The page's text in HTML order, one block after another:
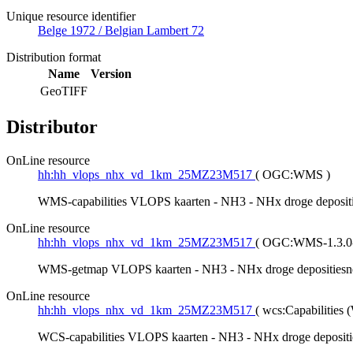
Unique resource identifier
Belge 1972 / Belgian Lambert 72
Distribution format
Name
Version
GeoTIFF
Distributor
OnLine resource
hh:hh_vlops_nhx_vd_1km_25MZ23M517 ( OGC:WMS )
WMS-capabilities VLOPS kaarten - NH3 - NHx droge
OnLine resource
hh:hh_vlops_nhx_vd_1km_25MZ23M517 ( OGC:WMS-
WMS-getmap VLOPS kaarten - NH3 - NHx droge
OnLine resource
hh:hh_vlops_nhx_vd_1km_25MZ23M517 ( wcs:Capabilities
WCS-capabilities VLOPS kaarten - NH3 - NHx droge